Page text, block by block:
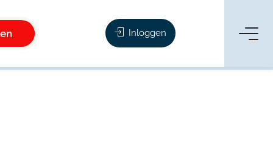
Inloggen